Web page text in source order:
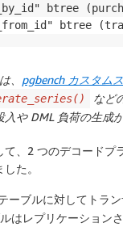
btree
、 pgbench カスタム
など
や DML 負荷の生成
て、2 つのデコードプ
た。
ーブルに対してトラ
はレプリケーション